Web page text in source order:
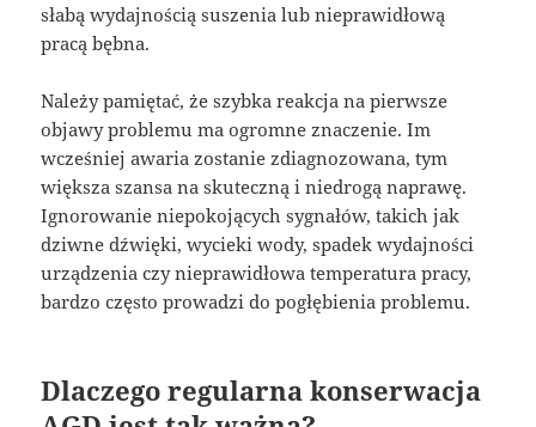
słabą wydajnością suszenia lub nieprawidłową
pracą bębna.
Należy pamiętać, że szybka reakcja na pierwsze
objawy problemu ma ogromne znaczenie. Im
wcześniej awaria zostanie zdiagnozowana, tym
większa szansa na skuteczną i niedrogą naprawę.
Ignorowanie niepokojących sygnałów, takich jak
dziwne dźwięki, wycieki wody, spadek wydajności
urządzenia czy nieprawidłowa temperatura pracy,
bardzo często prowadzi do pogłębienia problemu.
Dlaczego regularna konserwacja